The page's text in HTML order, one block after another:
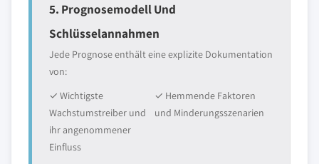
5. Prognosemodell Und
Schlüsselannahmen
Jede Prognose enthält eine explizite Dokumentation
von:
✓ Wichtigste
Wachstumstreiber und
ihr angenommener
Einfluss
✓ Hemmende Faktoren
und Minderungsszenarien